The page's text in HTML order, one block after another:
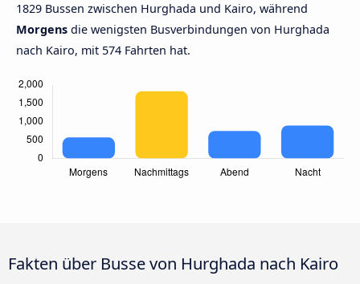
1829 Bussen zwischen Hurghada und Kairo, während
Morgens die wenigsten Busverbindungen von Hurghada
nach Kairo, mit 574 Fahrten hat.
Fakten über Busse von Hurghada nach Kairo